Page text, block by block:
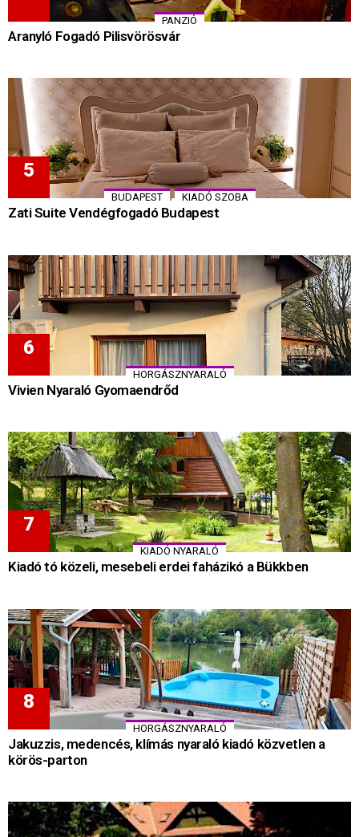
PANZIÓ
Aranyló Fogadó Pilisvörösvár
BUDAPEST , KIADÓ SZOBA
Zati Suite Vendégfogadó Budapest
HORGÁSZNYARALÓ
Vivien Nyaraló Gyomaendrőd
KIADÓ NYARALÓ
Kiadó tó közeli, mesebeli erdei faházikó a Bükkben
HORGÁSZNYARALÓ
Jakuzzis, medencés, klímás nyaraló kiadó közvetlen a
körös-parton